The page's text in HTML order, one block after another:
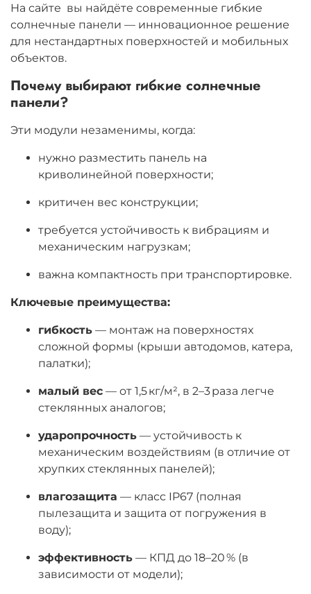
На сайте вы найдёте современные гибкие
солнечные панели — инновационное решение
для нестандартных поверхностей и мобильных
объектов.
Почему выбирают гибкие солнечные
панели?
Эти модули незаменимы, когда:
нужно разместить панель на
криволинейной поверхности;
критичен вес конструкции;
требуется устойчивость к вибрациям и
механическим нагрузкам;
важна компактность при транспортировке.
Ключевые преимущества:
гибкость — монтаж на поверхностях
сложной формы (крыши автодомов, катера,
палатки);
малый вес — от 1,5 кг/м², в 2–3 раза легче
стеклянных аналогов;
ударопрочность — устойчивость к
механическим воздействиям (в отличие от
хрупких стеклянных панелей);
влагозащита — класс IP67 (полная
пылезащита и защита от погружения в
воду);
эффективность — КПД до 18–20 % (в
зависимости от модели);